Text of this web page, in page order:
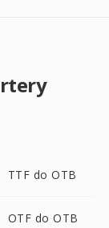
TTF do OTB
OTF do OTB